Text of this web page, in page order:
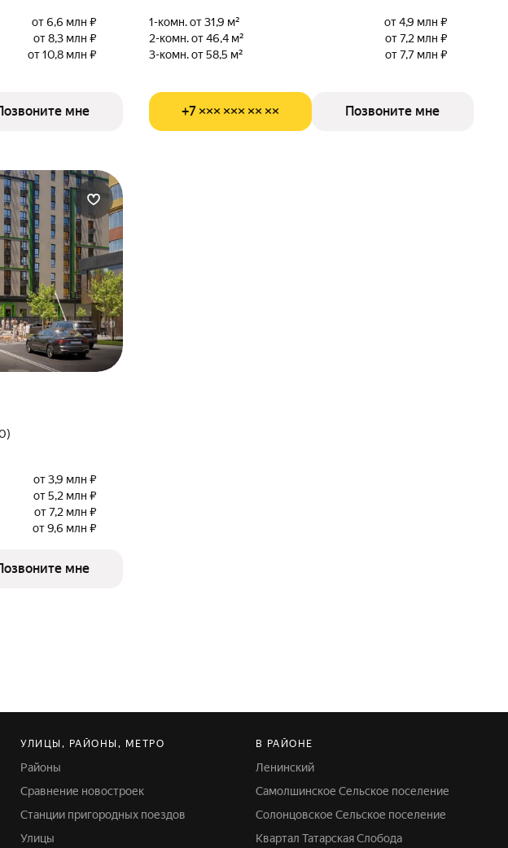
от 6,6 млн ₽
от 8,3 млн ₽
от 10,8 млн ₽
мне
1-комн. от 31,9 м²
от 4,9 млн ₽
2-комн. от 46,4 м²
от 7,2 млн ₽
3-комн. от 58,5 м²
от 7,7 млн ₽
+7 ××× ××× ×× ×× Позвоните мне
от 3,9 млн ₽
от 5,2 млн ₽
от 7,2 млн ₽
от 9,6 млн ₽
мне
УЛИЦЫ, РАЙОНЫ, МЕТРО
Районы
Сравнение новостроек
Станции пригородных поездов
Улицы
В РАЙОНЕ
Ленинский
Самолшинское Сельское поселение
Солонцовское Сельское поселение
Квартал Татарская Слобода